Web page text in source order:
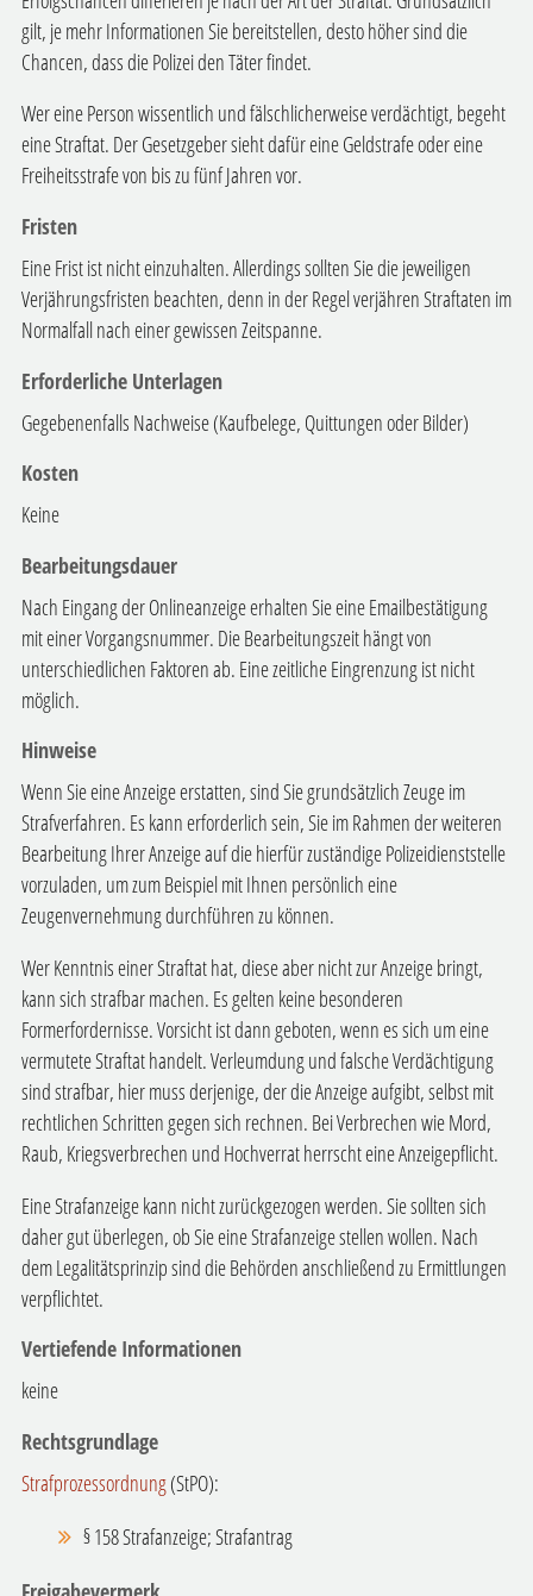
gilt, je mehr Informationen Sie bereitstellen, desto höher sind die
Chancen, dass die Polizei den Täter findet.
Wer eine Person wissentlich und fälschlicherweise verdächtigt, begeht
eine Straftat. Der Gesetzgeber sieht dafür eine Geldstrafe oder eine
Freiheitsstrafe von bis zu fünf Jahren vor.
Fristen
Eine Frist ist nicht einzuhalten. Allerdings sollten Sie die jeweiligen
Verjährungsfristen beachten, denn in der Regel verjähren Straftaten im
Normalfall nach einer gewissen Zeitspanne.
Erforderliche Unterlagen
Gegebenenfalls Nachweise (Kaufbelege, Quittungen oder Bilder)
Kosten
Keine
Bearbeitungsdauer
Nach Eingang der Onlineanzeige erhalten Sie eine Emailbestätigung
mit einer Vorgangsnummer. Die Bearbeitungszeit hängt von
unterschiedlichen Faktoren ab. Eine zeitliche Eingrenzung ist nicht
möglich.
Hinweise
Wenn Sie eine Anzeige erstatten, sind Sie grundsätzlich Zeuge im
Strafverfahren. Es kann erforderlich sein, Sie im Rahmen der weiteren
Bearbeitung Ihrer Anzeige auf die hierfür zuständige Polizeidienststelle
vorzuladen, um zum Beispiel mit Ihnen persönlich eine
Zeugenvernehmung durchführen zu können.
Wer Kenntnis einer Straftat hat, diese aber nicht zur Anzeige bringt,
kann sich strafbar machen. Es gelten keine besonderen
Formerfordernisse. Vorsicht ist dann geboten, wenn es sich um eine
vermutete Straftat handelt. Verleumdung und falsche Verdächtigung
sind strafbar, hier muss derjenige, der die Anzeige aufgibt, selbst mit
rechtlichen Schritten gegen sich rechnen. Bei Verbrechen wie Mord,
Raub, Kriegsverbrechen und Hochverrat herrscht eine Anzeigepflicht.
Eine Strafanzeige kann nicht zurückgezogen werden. Sie sollten sich
daher gut überlegen, ob Sie eine Strafanzeige stellen wollen. Nach
dem Legalitätsprinzip sind die Behörden anschließend zu Ermittlungen
verpflichtet.
Vertiefende Informationen
keine
Rechtsgrundlage
Strafprozessordnung(StPO):
§ 158 Strafanzeige; Strafantrag